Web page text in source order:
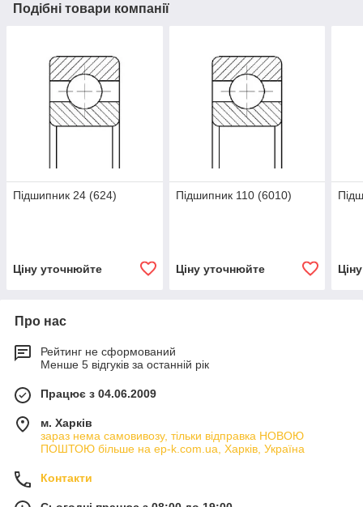
Подібні товари компанії
Підшипник 24 (624)
Ціну уточнюйте
Підшипник 110 (6010)
Ціну уточнюйте
Про нас
Рейтинг не сформований
Менше 5 відгуків за останній рік
Працює з 04.06.2009
м. Харків
зараз нема самовивозу, тільки відправка НОВОЮ
ПОШТОЮ більше на ep-k.com.ua, Харків, Україна
Контакти